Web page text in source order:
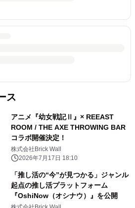
ス
アニメ『幼女戦記Ⅱ』× REEAST
ROOM / THE AXE THROWING BAR
コラボ開催決定！
株式会社Brick Wall
2026年7月17日 18:10
「推し活の“今”が見つかる」ジャンル
起点の推し活プラットフォーム
『OshiNow（オシナウ）』を公開